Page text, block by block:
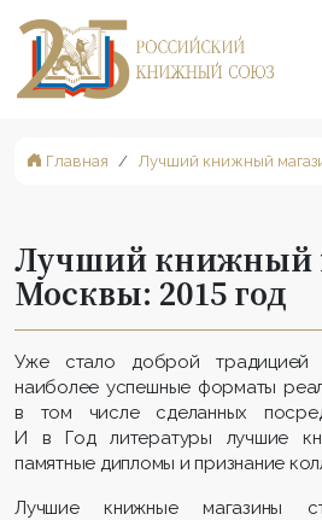
Главная Лучший книжный
Лучший книжный
Москвы: 2015 год
Уже стало доброй традицией
наиболее успешные форматы
в том числе сделанных
И в Год литературы лучшие
памятные дипломы и признание
Лучшие книжные магазины